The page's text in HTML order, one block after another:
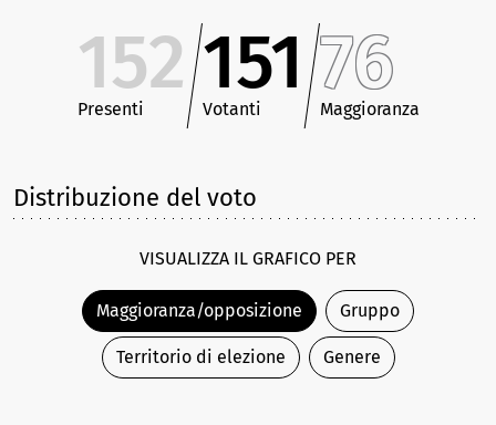
152
Presenti
151
Votanti
76
Maggioranza
Distribuzione del voto
VISUALIZZA IL GRAFICO PER
Maggioranza/opposizione Gruppo
Territorio di elezione Genere